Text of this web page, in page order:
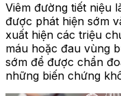
Viêm đường tiết niệu
được phát hiện sớm
xuất hiện các triệu
máu hoặc đau vùng
sớm để được chẩn
những biến chứng